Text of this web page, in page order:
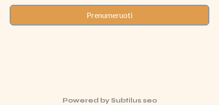
Prenumeruoti
Powered bySubtilus seo